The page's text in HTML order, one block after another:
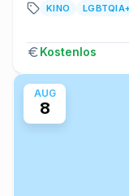
KINO
Kostenlos
AUG
8